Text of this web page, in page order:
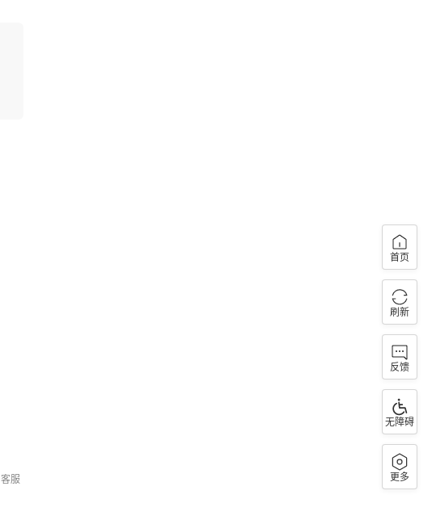
客服
首页
刷新
反馈
无障碍
更多